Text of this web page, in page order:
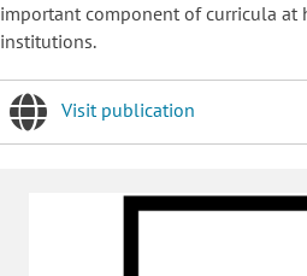
important component of curricula at
institutions.
Visit publication